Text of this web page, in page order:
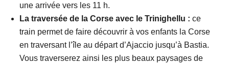
une arrivée vers les 11 h.
La traversée de la Corse avec le Trinighellu : ce
train permet de faire découvrir à vos enfants la Corse
en traversant l’île au départ d’Ajaccio jusqu’à Bastia.
Vous traverserez ainsi les plus beaux paysages de